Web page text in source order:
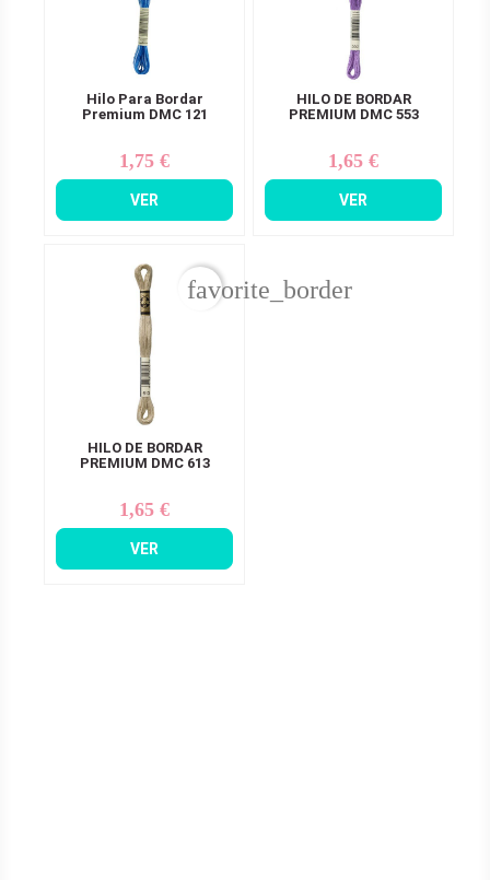
Hilo Para Bordar
Premium DMC 121
Precio
1,75 €
VER
HILO DE BORDAR
PREMIUM DMC 553
Precio
1,65 €
VER
HILO DE BORDAR
PREMIUM DMC 613
Precio
1,65 €
VER
favorite_border